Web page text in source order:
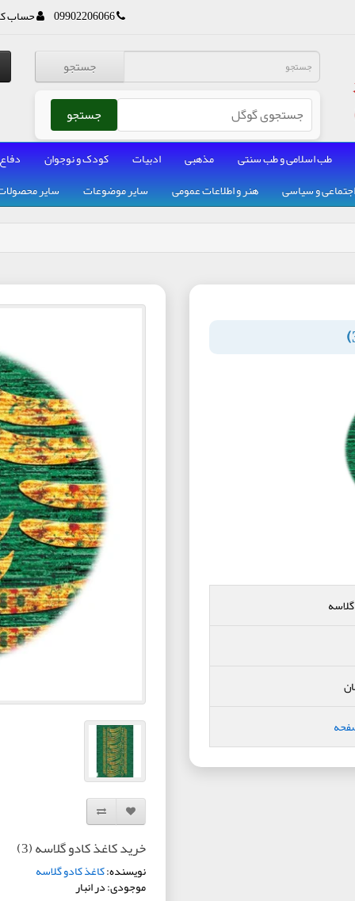
09902206066 حساب
جستجو
جستجو
طب اسلامی و طب سنتی مذهبی ادبیات کودک و نوجوان
اجتماعی و سیاسی هنر و اطلاعات عمومی سایر موضوعات سایر
افزودن به لیست دلخواه
مقایسه این محصول
خرید کاغذ کادو گلاسه (3)
نویسنده:کاغذ کادو گلاسه
موجودی: در انبار